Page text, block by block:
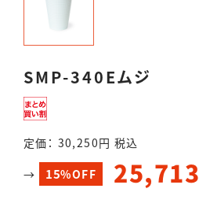
SMP-340Eムジ
定価： 30,250円 税込
→
15%OFF 25,713